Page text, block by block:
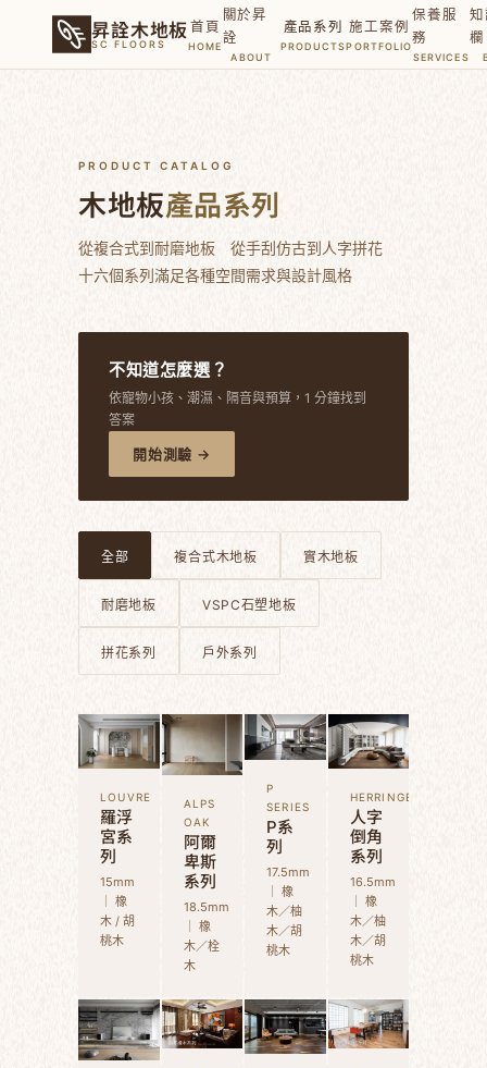
昇詮木地板
SC FLOORS
首頁
HOME
關於昇
詮
ABOUT
產品系列
PRODUCTS
施工案例
PORTFOLIO
保養服
務
SERVICES
欄
PRODUCT CATALOG
木地板產品系列
從複合式到耐磨地板 從手刮仿古到人字拼花
十六個系列滿足各種空間需求與設計風格
不知道怎麼選？
依寵物小孩、潮濕、隔音與預算，1 分鐘找到
答案
開始測驗 →
全部 複合式木地板 實木地板
耐磨地板 VSPC石塑地板
拼花系列 戶外系列
LOUVRE
羅浮
宮系
列
15mm
｜ 橡
木 / 胡
桃木
ALPS
OAK
阿爾
卑斯
系列
18.5mm
｜ 橡
木／栓
木
P
SERIES
P系
列
17.5mm
｜ 橡
木／柚
木／胡
桃木
HERRINGBONE
人字
倒角
系列
16.5mm
｜ 橡
木／柚
木／胡
桃木